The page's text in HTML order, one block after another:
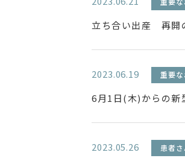
立ち合い出産 再開
2023.06.19 重要
6月1日(木)からの新
2023.05.26 患者さ